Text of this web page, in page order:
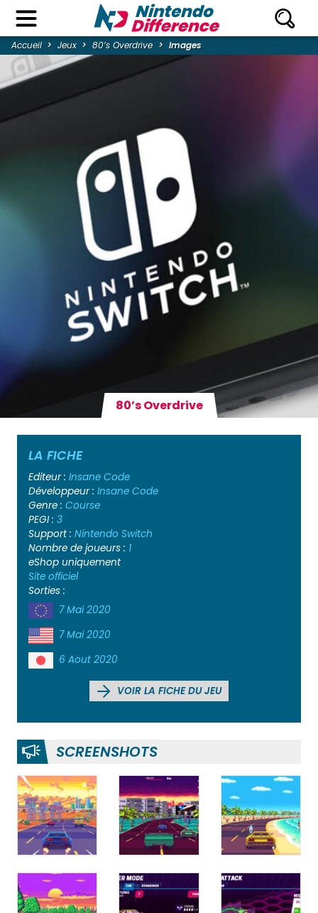
Accueil Jeux 80’s Overdrive Images
80’s Overdrive
LA FICHE
Editeur : Insane Code
Développeur : Insane Code
Genre : Course
PEGI : 3
Support : Nintendo Switch
Nombre de joueurs : 1
eShop uniquement
Site officiel
Sorties :
7 Mai 2020
7 Mai 2020
6 Aout 2020
VOIR LA FICHE DU JEU
SCREENSHOTS